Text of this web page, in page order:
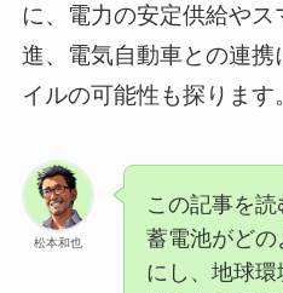
に、電力の安定供給や
進、電気自動車との連携
イルの可能性も探ります
松本和也
この記事を
蓄電池がど
にし、地球